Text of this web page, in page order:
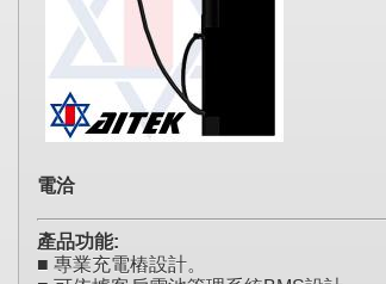
電洽
產品功能:
■ 專業充電樁設計。